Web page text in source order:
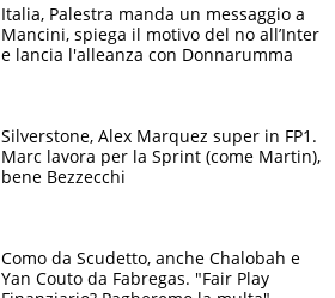
Italia, Palestra manda un messaggio a
Mancini, spiega il motivo del no all’Inter
e lancia l'alleanza con Donnarumma
Silverstone, Alex Marquez super in FP1.
Marc lavora per la Sprint (come Martin),
bene Bezzecchi
Como da Scudetto, anche Chalobah e
Yan Couto da Fabregas. "Fair Play